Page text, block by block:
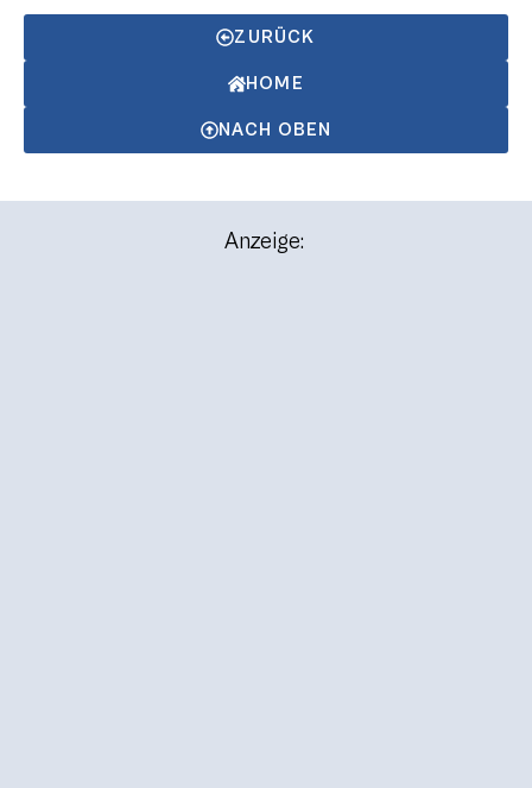
ZURÜCK
HOME
NACH OBEN
Anzeige: